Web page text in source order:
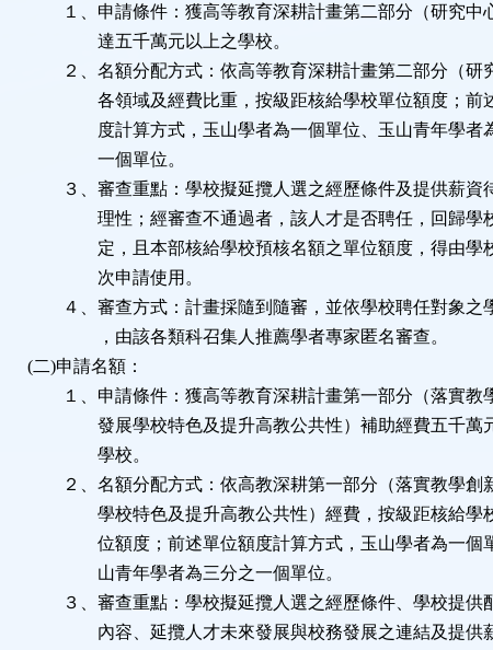
１、申請條件：獲高等教育深耕計畫第二部分（研究中
達五千萬元以上之學校。
２、名額分配方式：依高等教育深耕計畫第二部分（研究
各領域及經費比重，按級距核給學校單位額度；前
度計算方式，玉山學者為一個單位、玉山青年學者為
一個單位。
３、審查重點：學校擬延攬人選之經歷條件及提供薪資
理性；經審查不通過者，該人才是否聘任，回歸學
定，且本部核給學校預核名額之單位額度，得由學
次申請使用。
４、審查方式：計畫採隨到隨審，並依學校聘任對象之
，由該各類科召集人推薦學者專家匿名審查。
(二)申請名額：
１、申請條件：獲高等教育深耕計畫第一部分（落實教學
發展學校特色及提升高教公共性）補助經費五千萬元
學校。
２、名額分配方式：依高教深耕第一部分（落實教學創
學校特色及提升高教公共性）經費，按級距核給學
位額度；前述單位額度計算方式，玉山學者為一個單
山青年學者為三分之一個單位。
３、審查重點：學校擬延攬人選之經歷條件、學校提供
內容、延攬人才未來發展與校務發展之連結及提供薪